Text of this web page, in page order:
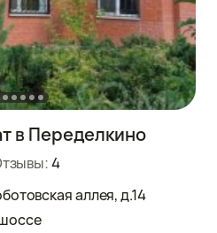
в Переделкино
4
аллея, д.14